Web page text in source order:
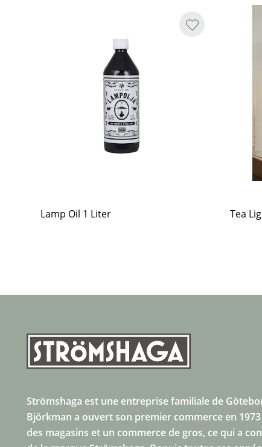
Lamp Oil 1 Liter Tea
Strömshaga est une entreprise familiale de
Björkman a ouvert son premier commerce en
des magasins et un commerce de gros, ce qui a